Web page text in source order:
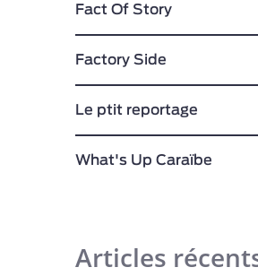
Fact Of Story
Factory Side
Le ptit reportage
What's Up Caraïbe
Articles